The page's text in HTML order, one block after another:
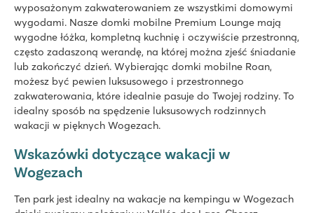
wyposażonym zakwaterowaniem ze wszystkimi domowymi
wygodami. Nasze domki mobilne Premium Lounge mają
wygodne łóżka, kompletną kuchnię i oczywiście przestronną,
często zadaszoną werandę, na której można zjeść śniadanie
lub zakończyć dzień. Wybierając domki mobilne Roan,
możesz być pewien luksusowego i przestronnego
zakwaterowania, które idealnie pasuje do Twojej rodziny. To
idealny sposób na spędzenie luksusowych rodzinnych
wakacji w pięknych Wogezach.
Wskazówki dotyczące wakacji w
Wogezach
Ten park jest idealny na wakacje na kempingu w Wogezach